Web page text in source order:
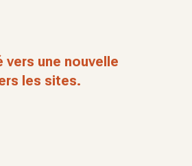
une nouvelle
les sites.